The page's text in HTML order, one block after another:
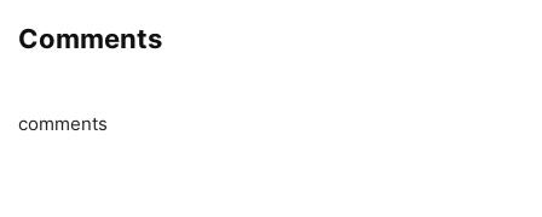
Comments
comments